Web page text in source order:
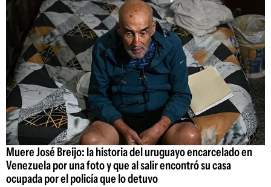
Muere José Breijo: la historia del uruguayo encarcelado en
Venezuela por una foto y que al salir encontró su casa
ocupada por el policía que lo detuvo